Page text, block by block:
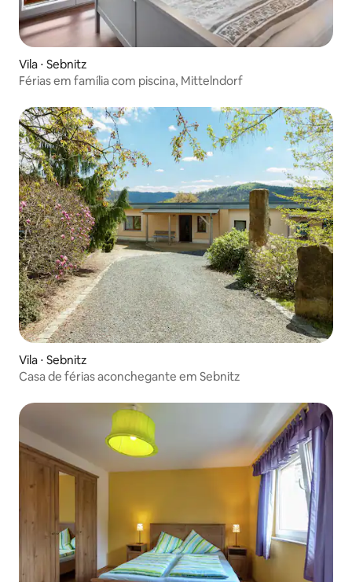
Vila ⋅ Sebnitz
Férias em família com piscina, Mittelndorf
Vila ⋅ Sebnitz
Casa de férias aconchegante em Sebnitz